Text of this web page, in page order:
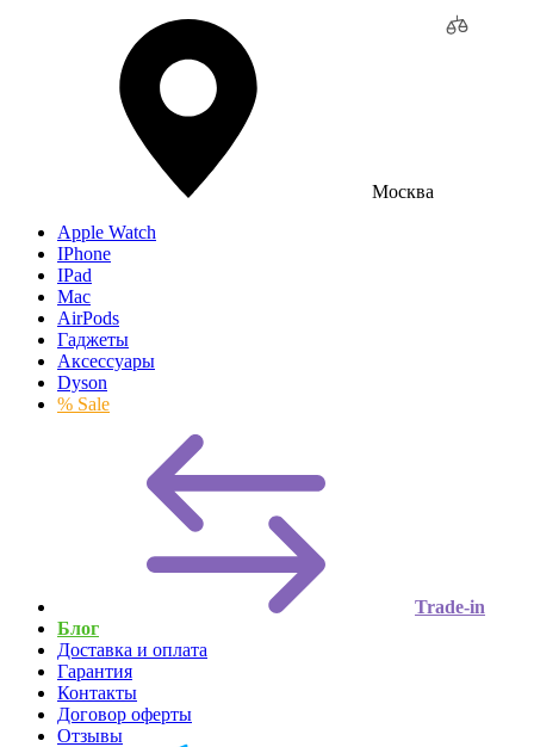
Москва
Apple Watch
IPhone
IPad
Mac
AirPods
Гаджеты
Аксессуары
Dyson
% Sale
Trade-in
Блог
Доставка и оплата
Гарантия
Контакты
Договор оферты
Отзывы